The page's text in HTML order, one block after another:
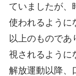
ていましたが、
使われるように
以上のもので
視されるように
解放運動以降、